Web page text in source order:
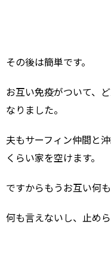
その後は簡単です。
お互い免疫がついて、
なりました。
夫もサーフィン仲間と
くらい家を空けます。
ですからもうお互い何
何も言えないし、止め